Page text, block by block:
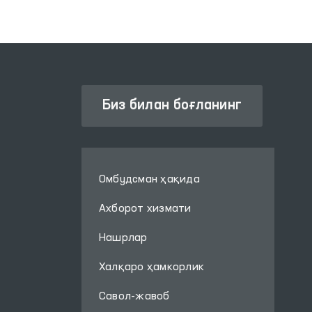
Биз билан боғланинг
Омбудсман ҳақида
Ахборот хизмати
Нашрлар
Халқаро ҳамкорлик
Савол-жавоб